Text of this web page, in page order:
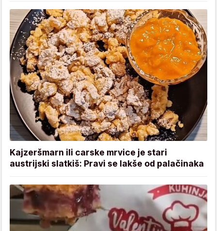
Kajzeršmarn ili carske mrvice je stari
austrijski slatkiš: Pravi se lakše od palačinaka